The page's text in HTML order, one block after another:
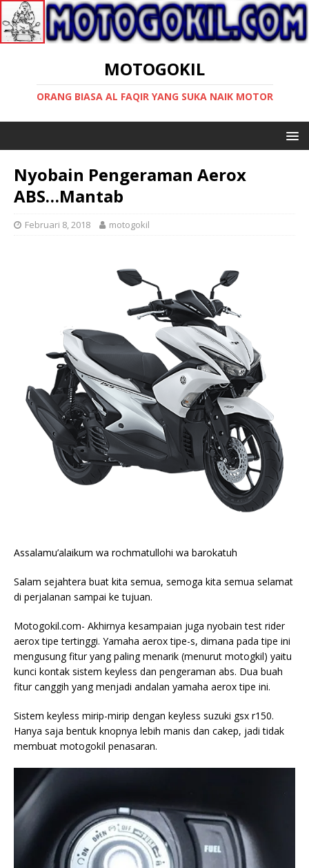
MOTOGOKIL
ORANG BIASA AL FAQIR YANG SUKA NAIK MOTOR
Nyobain Pengeraman Aerox
ABS…Mantab
Februari 8, 2018 motogokil
Assalamu’alaikum wa rochmatullohi wa barokatuh
Salam sejahtera buat kita semua, semoga kita semua selamat
di perjalanan sampai ke tujuan.
Motogokil.com- Akhirnya kesampaian juga nyobain test rider
aerox tipe tertinggi. Yamaha aerox tipe-s, dimana pada tipe ini
mengusung fitur yang paling menarik (menurut motogkil) yaitu
kunci kontak sistem keyless dan pengeraman abs. Dua buah
fitur canggih yang menjadi andalan yamaha aerox tipe ini.
Sistem keyless mirip-mirip dengan keyless suzuki gsx r150.
Hanya saja bentuk knopnya lebih manis dan cakep, jadi tidak
membuat motogokil penasaran.